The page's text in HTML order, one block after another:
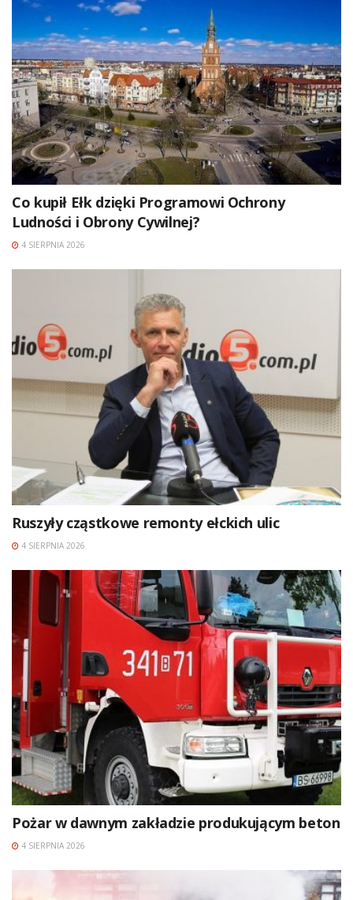
Co kupił Ełk dzięki Programowi Ochrony
Ludności i Obrony Cywilnej?
4 SIERPNIA 2026
Ruszyły cząstkowe remonty ełckich ulic
4 SIERPNIA 2026
Pożar w dawnym zakładzie produkującym beton
4 SIERPNIA 2026